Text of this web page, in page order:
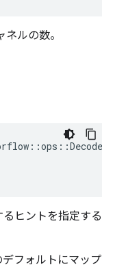
ルの数。
ヒントを指定する
フォルトにマップ